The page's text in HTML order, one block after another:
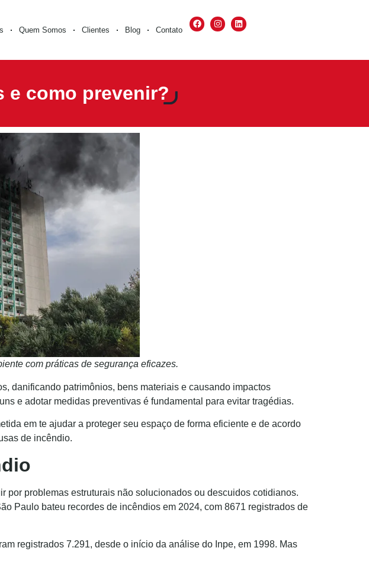
Quem Somos Clientes Blog Contato
e como prevenir?
com práticas de segurança eficazes.
danificando patrimônios, bens materiais e causando impactos
e adotar medidas preventivas é fundamental para evitar tragédias.
em te ajudar a proteger seu espaço de forma eficiente e de acordo
de incêndio.
problemas estruturais não solucionados ou descuidos cotidianos.
Paulo bateu recordes de incêndios em 2024, com 8671 registrados de
registrados 7.291, desde o início da análise do Inpe, em 1998. Mas